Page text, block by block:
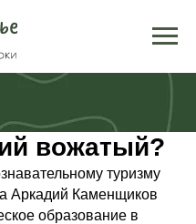
вожатый?
туризму
Аркадий Каменщиков
образование в